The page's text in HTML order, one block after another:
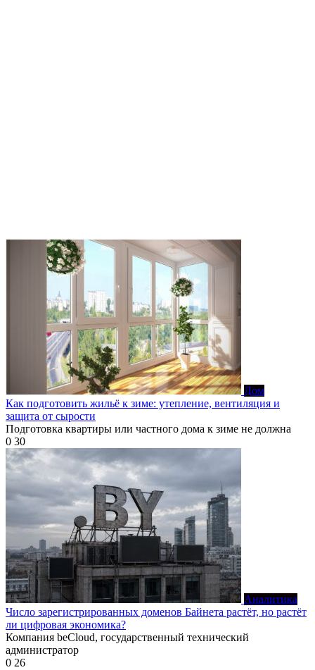
Дом
Как подготовить жильё к зиме: утепление, вентиляция и
защита от сырости
Подготовка квартиры или частного дома к зиме не должна
0 30
Аналитика
Число зарегистрированных доменов Байнета растёт, но растёт
ли цифровая экономика?
Компания beCloud, государственный технический
администратор
0 26